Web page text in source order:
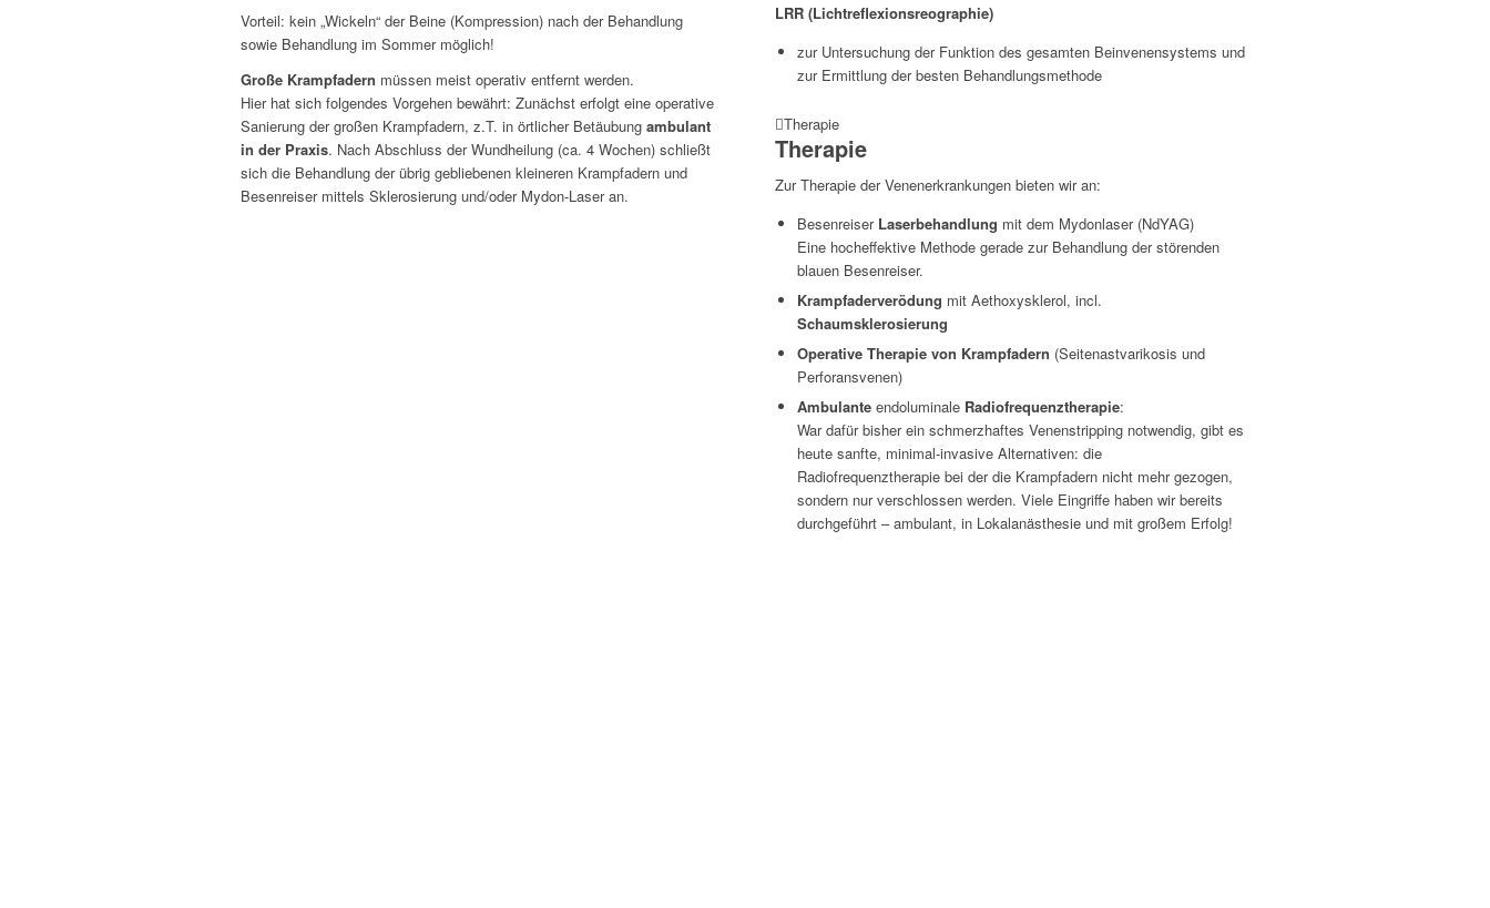
Vorteil: kein „Wickeln“ der Beine (Kompression) nach der Behandlung
sowie Behandlung im Sommer möglich!
Große Krampfadern müssen meist operativ entfernt werden.
Hier hat sich folgendes Vorgehen bewährt: Zunächst erfolgt eine operative
Sanierung der großen Krampfadern, z.T. in örtlicher Betäubung ambulant
in der Praxis. Nach Abschluss der Wundheilung (ca. 4 Wochen) schließt
sich die Behandlung der übrig gebliebenen kleineren Krampfadern und
Besenreiser mittels Sklerosierung und/oder Mydon-Laser an.
LRR (Lichtreflexionsreographie)
zur Untersuchung der Funktion des gesamten Beinvenensystems und
zur Ermittlung der besten Behandlungsmethode
Therapie
Therapie
Zur Therapie der Venenerkrankungen bieten wir an:
Besenreiser Laserbehandlung mit dem Mydonlaser (NdYAG)
Eine hocheffektive Methode gerade zur Behandlung der störenden
blauen Besenreiser.
Krampfaderverödung mit Aethoxysklerol, incl.
Schaumsklerosierung
Operative Therapie von Krampfadern (Seitenastvarikosis und
Perforansvenen)
Ambulante endoluminale Radiofrequenztherapie:
War dafür bisher ein schmerzhaftes Venenstripping notwendig, gibt es
heute sanfte, minimal-invasive Alternativen: die
Radiofrequenztherapie bei der die Krampfadern nicht mehr gezogen,
sondern nur verschlossen werden. Viele Eingriffe haben wir bereits
durchgeführt – ambulant, in Lokalanästhesie und mit großem Erfolg!